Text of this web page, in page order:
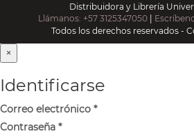
Distribuidora y Librería
Llámanos: +57 3125347050 |
Todos los derechos reservados -
×
Identificarse
Correo electrónico *
Contraseña *